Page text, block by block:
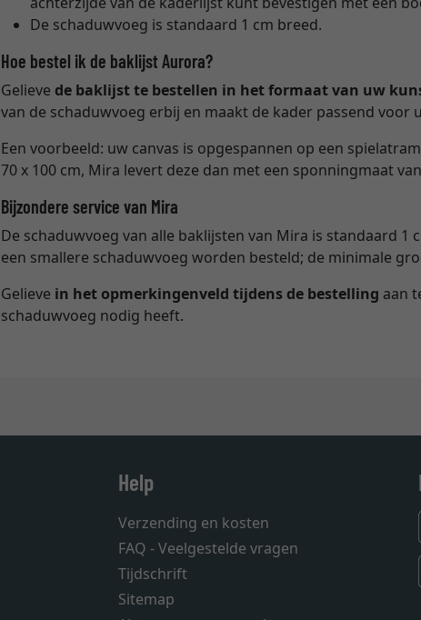
De schaduwvoeg is standaard 1 cm breed.
Hoe bestel ik de baklijst Aurora?
Gelievede baklijst te bestellen in het formaat van uw
van de schaduwvoeg erbij en maakt de kader passend voor
Een voorbeeld: uw canvas is opgespannen op een
70 x 100 cm, Mira levert deze dan met een sponningmaat
Bijzondere service van Mira
De schaduwvoeg van alle baklijsten van Mira is standaard
een smallere schaduwvoeg worden besteld; de minimale
Gelieve in het opmerkingenveld tijdens de bestelling aan
schaduwvoeg nodig heeft.
Help
Verzending en kosten
FAQ - Veelgestelde vragen
Tijdschrift
Sitemap